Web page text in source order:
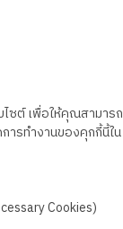
ไซต์ เพื่อให้คุณสามารถ
ารทำงานของคุกกี้นี้ใน
Cookies)